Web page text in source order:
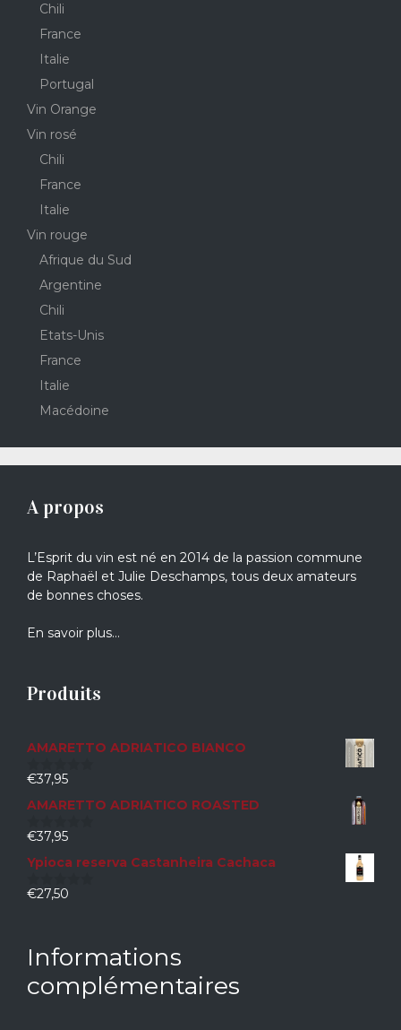
Chili
France
Italie
Portugal
Vin Orange
Vin rosé
Chili
France
Italie
Vin rouge
Afrique du Sud
Argentine
Chili
Etats-Unis
France
Italie
Macédoine
A propos
L’Esprit du vin est né en 2014 de la passion commune
de Raphaël et Julie Deschamps, tous deux amateurs
de bonnes choses.
En savoir plus…
Produits
AMARETTO ADRIATICO BIANCO
0
5
€37,95
AMARETTO ADRIATICO ROASTED
0
5
€37,95
Ypioca reserva Castanheira Cachaca
0
€27,50
Informations
complémentaires